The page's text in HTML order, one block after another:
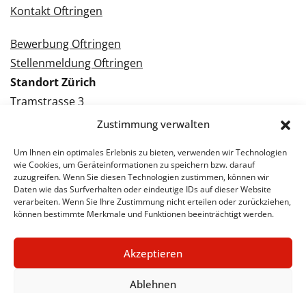
Zustimmung verwalten
Um Ihnen ein optimales Erlebnis zu bieten, verwenden wir Technologien
wie Cookies, um Geräteinformationen zu speichern bzw. darauf
zuzugreifen. Wenn Sie diesen Technologien zustimmen, können wir
Daten wie das Surfverhalten oder eindeutige IDs auf dieser Website
verarbeiten. Wenn Sie Ihre Zustimmung nicht erteilen oder zurückziehen,
können bestimmte Merkmale und Funktionen beeinträchtigt werden.
Akzeptieren
Ablehnen
Kontakt Oftringen
Bewerbung Oftringen
Stellenmeldung Oftringen
Standort Zürich
Tramstrasse 3
Kontakt Zürich
Bewerbung Zürich
Stellenmeldung Zürich